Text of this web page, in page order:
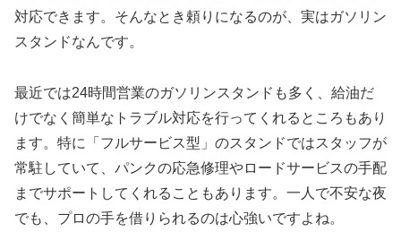
対応できます。そんなとき頼りになるのが、実はガソリン
スタンドなんです。
最近では24時間営業のガソリンスタンドも多く、給油だ
けでなく簡単なトラブル対応を行ってくれるところもあり
ます。特に「フルサービス型」のスタンドではスタッフが
常駐していて、パンクの応急修理やロードサービスの手配
までサポートしてくれることもあります。一人で不安な夜
でも、プロの手を借りられるのは心強いですよね。